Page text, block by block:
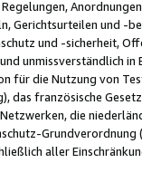
Gerichtsurteilen und -
und -sicherheit,
unmissverständlich
für die Nutzung von
das französische
die
aller